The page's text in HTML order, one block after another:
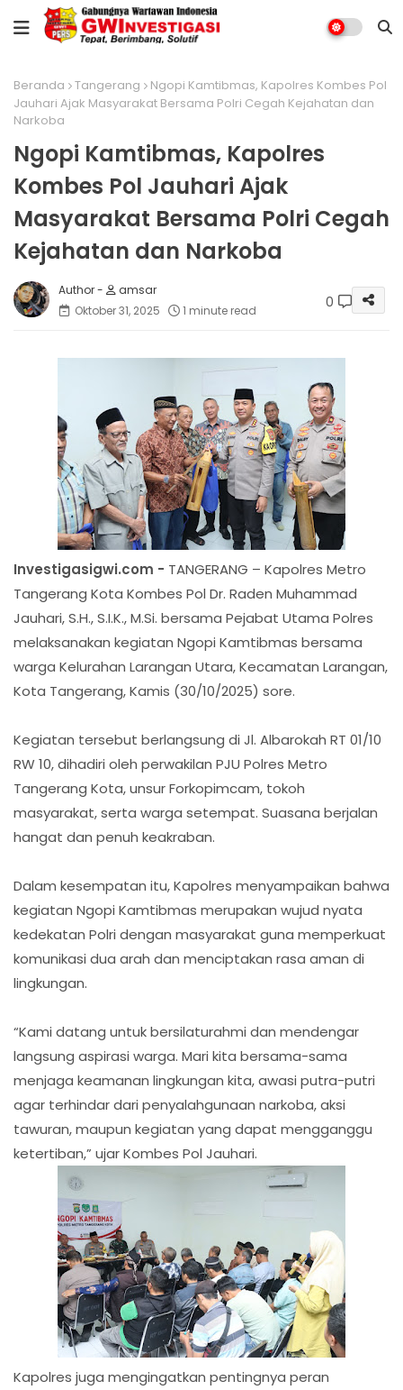
Beranda Tangerang
Ngopi Kamtibmas, Kapolres Kombes Pol
Jauhari Ajak Masyarakat Bersama Polri Cegah Kejahatan dan
Narkoba
Ngopi Kamtibmas, Kapolres
Kombes Pol Jauhari Ajak
Masyarakat Bersama Polri Cegah
Kejahatan dan Narkoba
amsar
Oktober 31, 2025
1 minute read 0
Investigasigwi.com - TANGERANG – Kapolres Metro
Tangerang Kota Kombes Pol Dr. Raden Muhammad
Jauhari, S.H., S.I.K., M.Si. bersama Pejabat Utama Polres
melaksanakan kegiatan Ngopi Kamtibmas bersama
warga Kelurahan Larangan Utara, Kecamatan Larangan,
Kota Tangerang, Kamis (30/10/2025) sore.
Kegiatan tersebut berlangsung di Jl. Albarokah RT 01/10
RW 10, dihadiri oleh perwakilan PJU Polres Metro
Tangerang Kota, unsur Forkopimcam, tokoh
masyarakat, serta warga setempat. Suasana berjalan
hangat dan penuh keakraban.
Dalam kesempatan itu, Kapolres menyampaikan bahwa
kegiatan Ngopi Kamtibmas merupakan wujud nyata
kedekatan Polri dengan masyarakat guna memperkuat
komunikasi dua arah dan menciptakan rasa aman di
lingkungan.
“Kami datang untuk bersilaturahmi dan mendengar
langsung aspirasi warga. Mari kita bersama-sama
menjaga keamanan lingkungan kita, awasi putra-putri
agar terhindar dari penyalahgunaan narkoba, aksi
tawuran, maupun kegiatan yang dapat mengganggu
ketertiban,” ujar Kombes Pol Jauhari.
Kapolres juga mengingatkan pentingnya peran